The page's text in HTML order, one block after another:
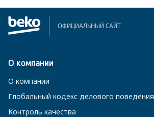
ОФИЦИАЛЬНЫЙ САЙТ
О компании
О компании
Глобальный кодекс делового поведения
Контроль качества